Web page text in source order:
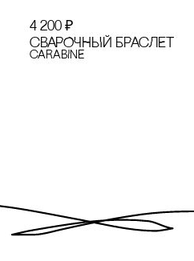
4 200 ₽
сВАРОЧНЫЙ БРАсЛЕТ
cARABINE